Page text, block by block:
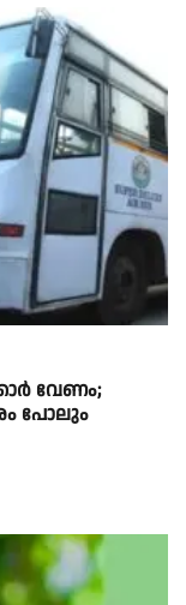
വേണം;
പോലും